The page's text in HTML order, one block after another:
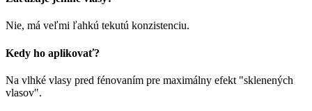
Nie, má veľmi ľahkú tekutú konzistenciu.
Kedy ho aplikovať?
Na vlhké vlasy pred fénovaním pre maximálny efekt "sklenených
vlasov".